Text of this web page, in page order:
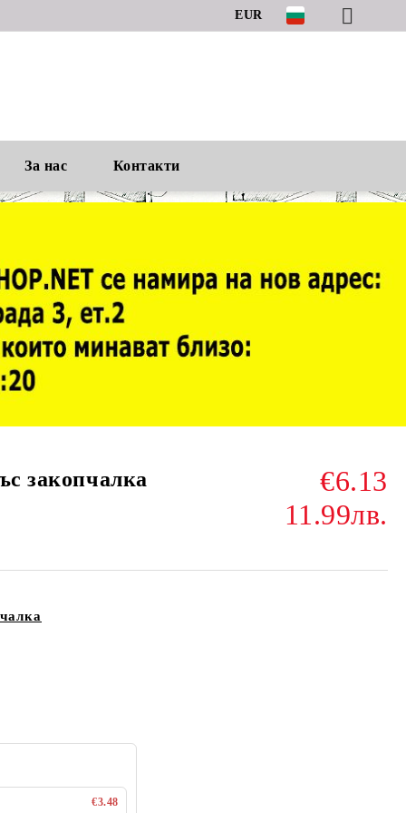
EUR
За нас Контакти
закопчалка
€6.13
11.99лв.
€3.48